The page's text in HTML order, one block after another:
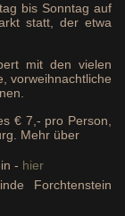
bis Sonntag auf
statt, der etwa
mit den vielen
vorweihnachtliche
€ 7,- pro Person,
Mehr über
- hier
Forchtenstein